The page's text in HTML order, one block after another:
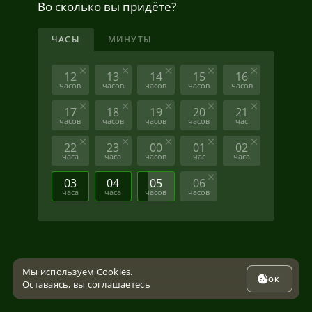
Во сколько вы придёте?
ЧАСЫ МИНУТЫ
12
часов
13
часов
14
часов
15
часов
16
часов
17
часов
18
часов
19
часов
20
часов
21
час
22
часа
23
часа
00
часов
01
час
02
часа
03
часа
04
часа
05
часов
06
часов
Мы используем Cookies.
Оставаясь, вы соглашаетесь
OK